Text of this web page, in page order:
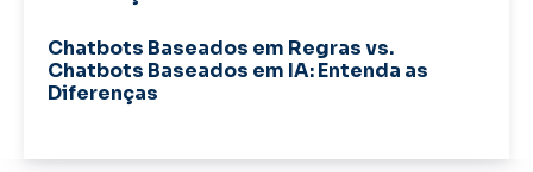
Chatbots Baseados em Regras vs.
Chatbots Baseados em IA: Entenda as
Diferenças